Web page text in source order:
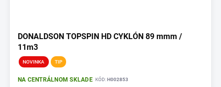
DONALDSON TOPSPIN HD CYKLÓN 89 mmm /
11m3
NOVINKA TIP
NA CENTRÁLNOM SKLADE KÓD:H002853